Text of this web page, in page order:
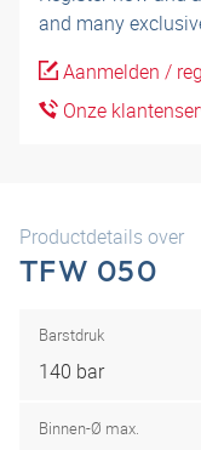
and many
Aanmelden /
Onze
Productdetails over
TFW 050
Barstdruk
140 bar
Binnen-Ø max.